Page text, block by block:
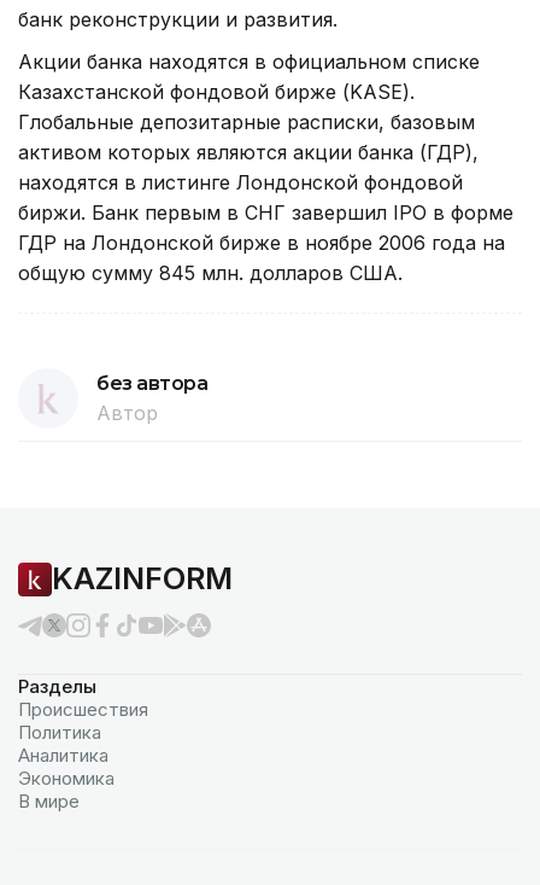
банк реконструкции и развития.
Акции банка находятся в официальном списке
Казахстанской фондовой бирже (KASE).
Глобальные депозитарные расписки, базовым
активом которых являются акции банка (ГДР),
находятся в листинге Лондонской фондовой
биржи. Банк первым в СНГ завершил IPO в форме
ГДР на Лондонской бирже в ноябре 2006 года на
общую сумму 845 млн. долларов США.
без автора
Автор
KAZINFORM
Разделы
Происшествия
Политика
Аналитика
Экономика
В мире